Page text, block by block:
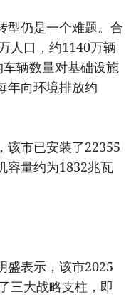
型仍是一个难题。合
人口，约1140万辆
辆数量对基础设施
年向环境排放约
该市已安装了22355
容量约为1832兆瓦
盛表示，该市2025
三大战略支柱，即